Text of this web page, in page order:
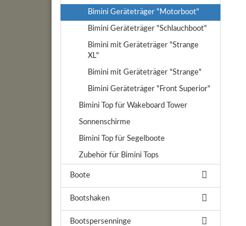
Bimini Geräteträger "Motorboot"
Bimini Geräteträger "Schlauchboot"
Bimini mit Geräteträger "Strange
XL"
Bimini mit Geräteträger "Strange"
Bimini Geräteträger "Front Superior"
Bimini Top für Wakeboard Tower
Sonnenschirme
Bimini Top für Segelboote
Zubehör für Bimini Tops
Boote
Bootshaken
Bootspersenninge